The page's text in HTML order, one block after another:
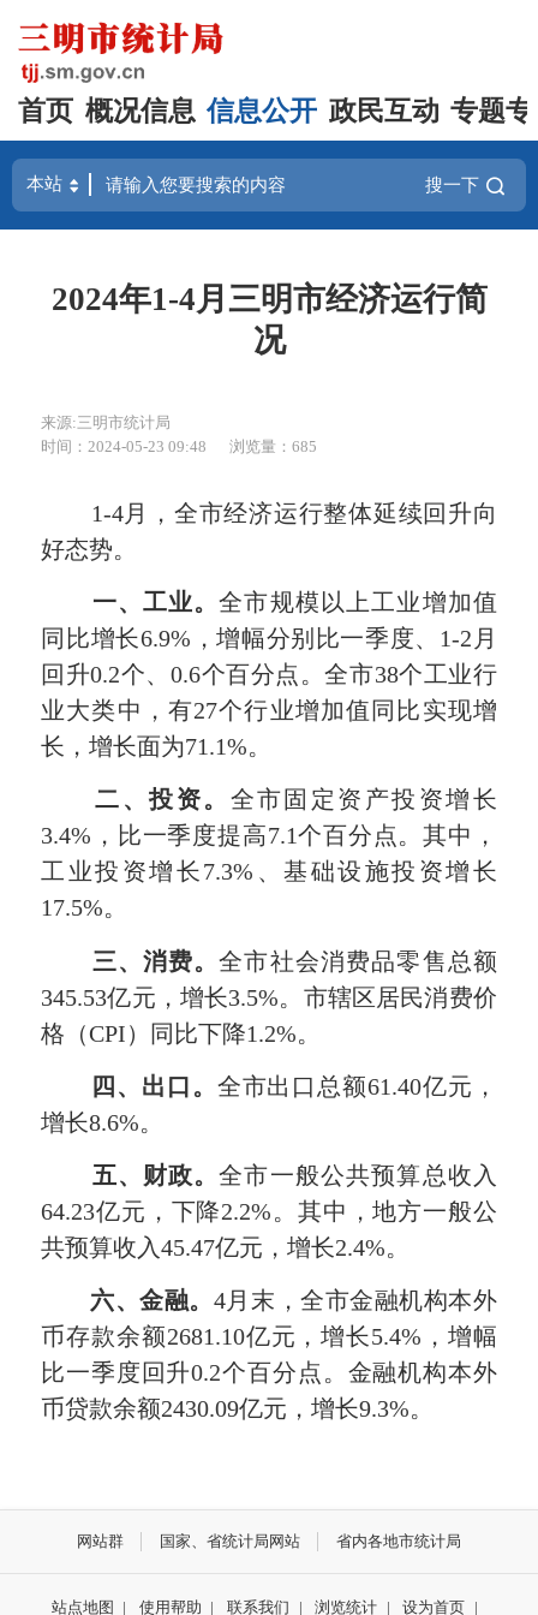
首页 概况信息 信息公开 政民互动 专题
搜一下
2024年1-4月三明市经济运行简
况
来源:三明市统计局
时间：2024-05-23 09:48
浏览量：685
1-4月，全市经济运行整体延续回升向
好态势。
一、 工业。全市规模以上工业增加值
同比增长6.9%，增幅分别比一季度、1-2月
回升0.2个、0.6个百分点。全市38个工业行
业大类中，有27个行业增加值同比实现增
长，增长面为71.1%。
二、投资。 全市固定资产投资增长
3.4%，比一季度提高7.1个百分点。其中，
工业投资增长7.3%、基础设施投资增长
17.5%。
三、 消费。全市社会消费品零售总额
345.53亿元，增长3.5%。市辖区居民消费价
格（CPI）同比下降1.2%。
四、出口。 全市出口总额61.40亿元，
增长8.6%。
五、 财政。全市一般公共预算总收入
64.23亿元，下降2.2%。其中，地方一般公
共预算收入45.47亿元，增长2.4%。
六、金融。 4月末，全市金融机构本外
币存款余额2681.10亿元，增长5.4%，增幅
比一季度回升0.2个百分点。金融机构本外
币贷款余额2430.09亿元，增长9.3%。
网站群 国家、省统计局网站 省内各地市统计局
站点地图 | 使用帮助 | 联系我们 | 浏览统计 | 设为首页 |